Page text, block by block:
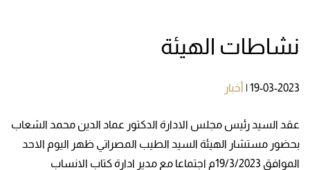
نشاطات الهيئة
19-03-2023
| أخبار
عقد السيد رئيس مجلس الادارة الدكتور عماد الدين محمد الشعاب
بحضور مستشار الهيئة السيد الطيب المصراتي ظهر اليوم الاحد
الموافق 19/3/2023م اجتماعا مع مدير ادارة كتاب الانساب